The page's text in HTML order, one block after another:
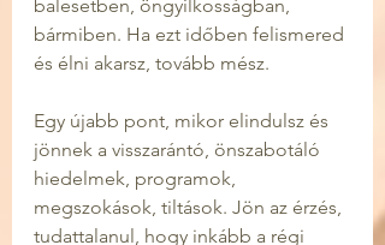
balesetben, öngyilkosságban,
bármiben. Ha ezt időben felismered
és élni akarsz, tovább mész.
Egy újabb pont, mikor elindulsz és
jönnek a visszarántó, önszabotáló
hiedelmek, programok,
megszokások, tiltások. Jön az érzés,
tudattalanul, hogy inkább a régi